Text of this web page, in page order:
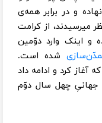
و در برابر همه‌ی
میرسیدند، از کرامت
و اینک وارد دوّمین
شده ‌است.
آغاز کرد و ادامه داد
جهانیِ چهل سال دوّم